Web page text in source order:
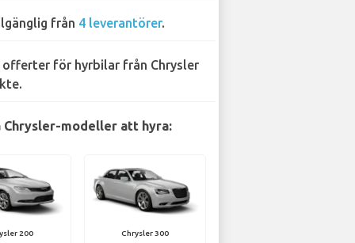
från 4 leverantörer.
offerter för hyrbilar från Chrysler
Chrysler-modeller att hyra:
200 Chrysler 300